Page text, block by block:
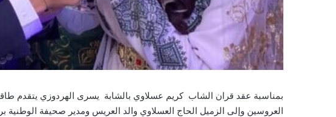
بمناسبة عقد قران الشاب كريم عسلاوي بالشابة يسرى الهردوزي يتقدم
العروسين وإلى الزميل الحاج العسلاوي والد العريس ومدير صحيفة الوطنية